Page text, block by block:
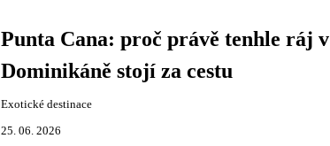
Punta Cana: proč právě tenhle ráj v
Dominikáně stojí za cestu
Exotické destinace
25. 06. 2026